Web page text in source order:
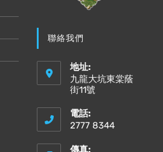
聯絡我們
地址:
九龍大坑東棠蔭
街11號
電話:
2777 8344
傳真: